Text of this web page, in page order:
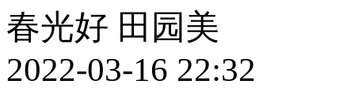
春光好 田园美
2022-03-16 22:32